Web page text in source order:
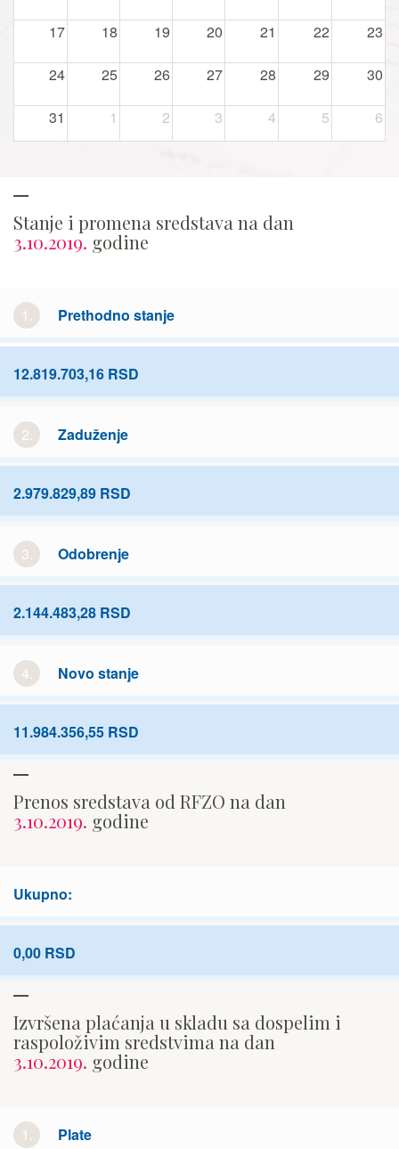
17 18 19 20 21 22 23
24 25 26 27 28 29 30
31 1 2 3 4 5 6
Stanje i promena sredstava na dan
3.10.2019. godine
1. Prethodno stanje
12.819.703,16 RSD
2. Zaduženje
2.979.829,89 RSD
3. Odobrenje
2.144.483,28 RSD
4. Novo stanje
11.984.356,55 RSD
Prenos sredstava od RFZO na dan
3.10.2019. godine
Ukupno:
0,00 RSD
Izvršena plaćanja u skladu sa dospelim i
raspoloživim sredstvima na dan
3.10.2019. godine
1. Plate